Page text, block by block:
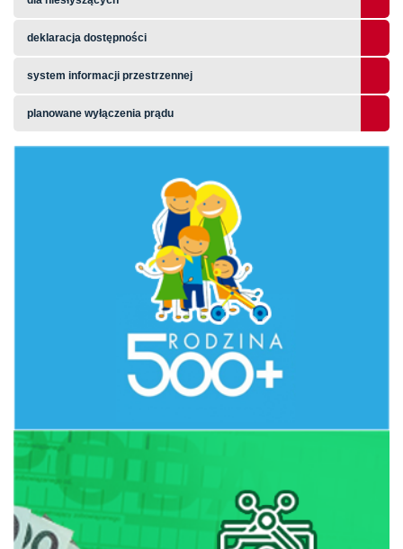
deklaracja dostępności
system informacji przestrzennej
planowane wyłączenia prądu